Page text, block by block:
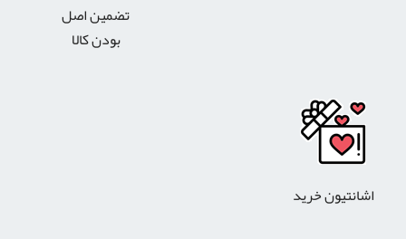
تضمین اصل
بودن کالا
اشانتیون خرید